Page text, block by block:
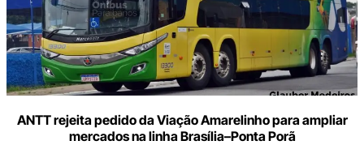
ANTT rejeita pedido da Viação Amarelinho para ampliar
mercados na linha Brasília–Ponta Porã